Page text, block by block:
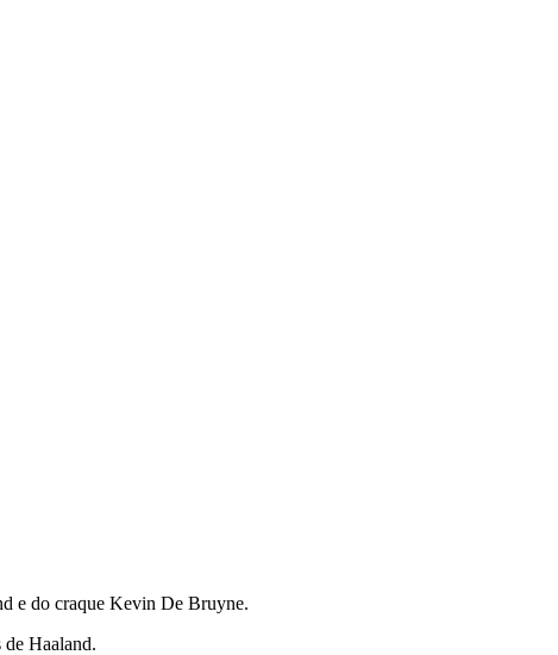
e do craque Kevin De Bruyne.
de Haaland.